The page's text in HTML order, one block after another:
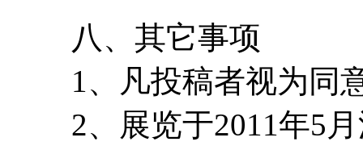
八、其它事项
1、凡投稿者视为同意
2、展览于2011年5月